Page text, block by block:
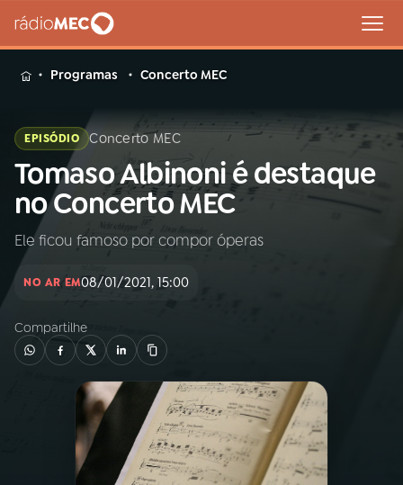
MENU
Buscar
na
Rádio
MEC
Buscar
01INÍCIO
A RÁDIO
PROGRAMAÇÃO
Programas Concerto MEC
EPISÓDIO Concerto MEC
Tomaso Albinoni é destaque
no Concerto MEC
Ele ficou famoso por compor óperas
NO AR EM08/01/2021, 15:00
Compartilhe